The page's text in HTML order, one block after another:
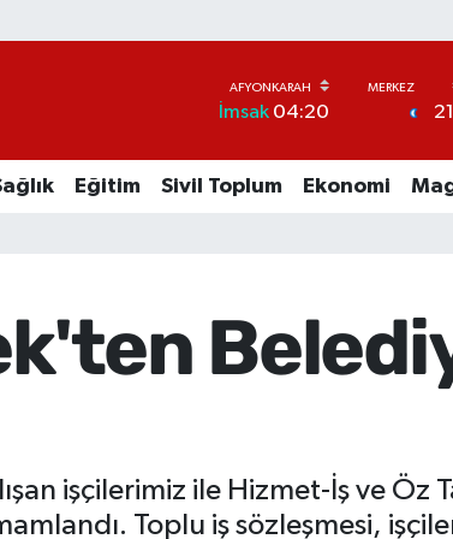
İmsak04:20 21
Eğitim Sivil Toplum Ekonomi
işçilerimiz ile Hizmet-İş ve Öz
Toplu iş sözleşmesi,